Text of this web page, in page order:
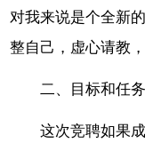
对我来说是个全新
整自己，虚心请教
二、目标和任务
这次竞聘如果